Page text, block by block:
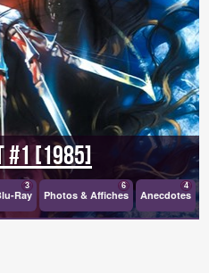
[1985]
Ray
3
Photos & Affiches
6
Anecdotes
4